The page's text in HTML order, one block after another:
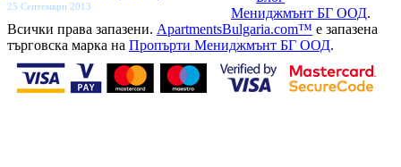
25 Септември 2013 Мениджмънт БГ ООД.
Всички права запазени. ApartmentsBulgaria.com™ е запазена
търговска марка на Пропърти Мениджмънт БГ ООД.